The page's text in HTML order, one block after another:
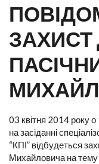
ЗАХИСТ
03 квітня 2014 року
на засіданні
“КПІ” відбудеться
Михайловича на тему